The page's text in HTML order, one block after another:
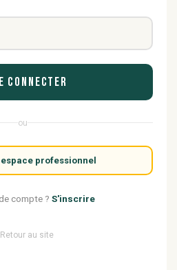
connecter
ou
professionnel
compte ? S'inscrire
au site